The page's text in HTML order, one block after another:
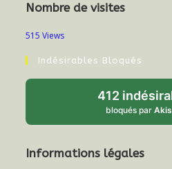
Nombre de visites
515 Views
Indésirables Bloqués
412
bloqués par
Informations légales